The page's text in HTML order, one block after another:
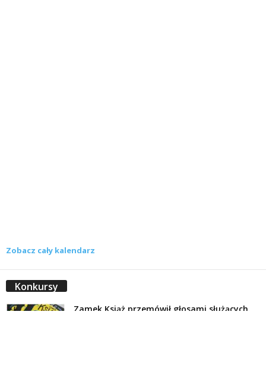
Zobacz cały kalendarz
Konkursy
Zamek Książ przemówił głosami służących.